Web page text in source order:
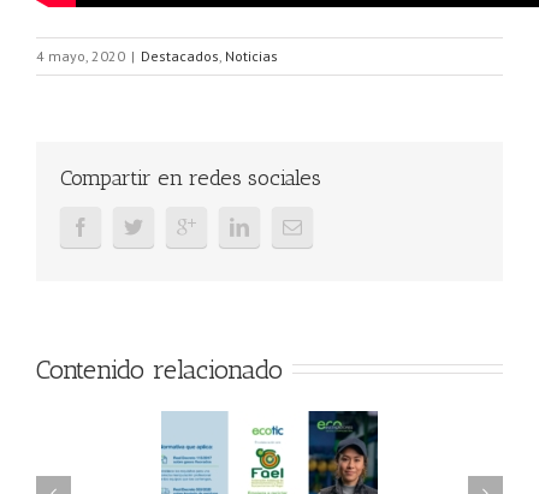
4 mayo, 2020 | Destacados Noticias
Compartir en redes sociales
Contenido relacionado